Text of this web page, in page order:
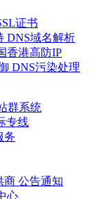
证书
DNS域名解析
香港高防IP
DNS污染处理
群系统
专线
务
商 公告通知
心